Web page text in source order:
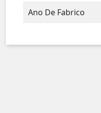
Ano De Fabrico